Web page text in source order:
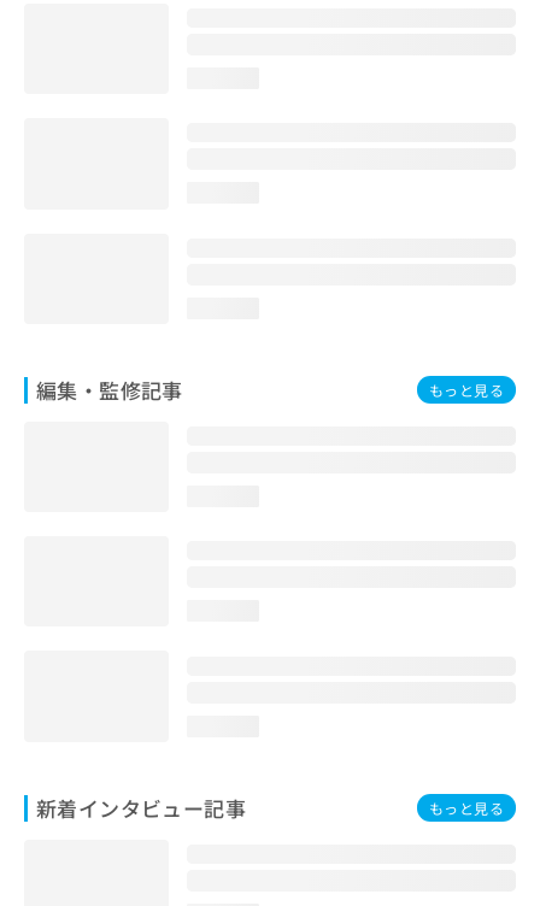
編集・監修記事 もっと見る
新着インタビュー記事 もっと見る